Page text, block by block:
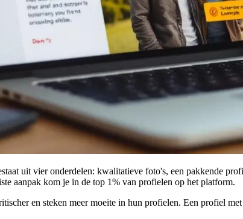
uit vier onderdelen: kwalitatieve foto's, een pakkende
aanpak kom je in de top 1% van profielen op het platform.
en steken meer moeite in hun profielen. Een profiel